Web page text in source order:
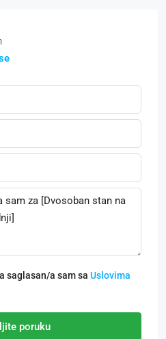
saglasan/a sam sa Uslovima
poruku